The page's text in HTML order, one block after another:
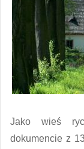
Jako wieś
dokumencie z